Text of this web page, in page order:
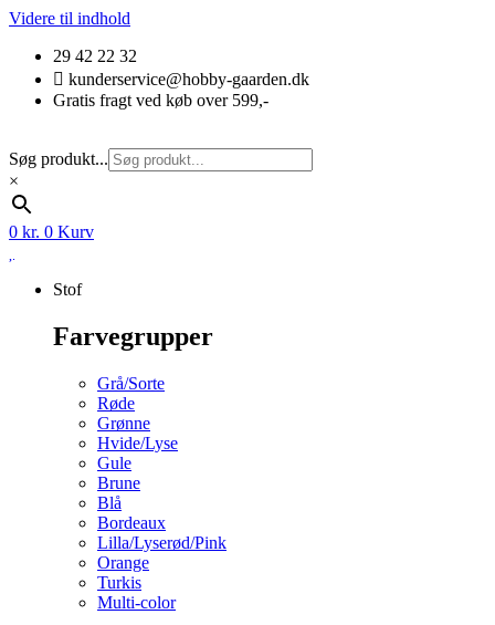
Videre til indhold
29 42 22 32
kunderservice@hobby-gaarden.dk
Gratis fragt ved køb over 599,-
Søg produkt...
×
0 kr. 0 Kurv
Stof
Farvegrupper
Grå/Sorte
Røde
Grønne
Hvide/Lyse
Gule
Brune
Blå
Bordeaux
Lilla/Lyserød/Pink
Orange
Turkis
Multi-color